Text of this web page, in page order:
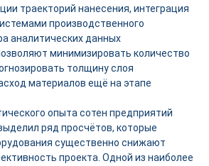
траекторий нанесения, интеграция
производственного
аналитических данных
минимизировать количество
толщину слоя
материалов ещё на этапе
опыта сотен предприятий
ряд просчётов, которые
существенно снижают
проекта. Одной из наиболее